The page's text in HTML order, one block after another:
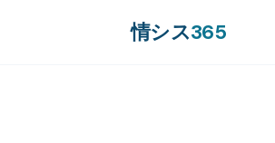
情シス365